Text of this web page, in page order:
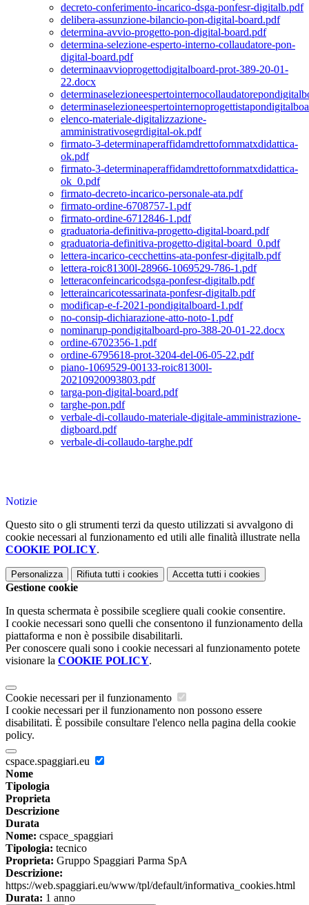
decreto-conferimento-incarico-dsga-ponfesr-digitalb.pdf
delibera-assunzione-bilancio-pon-digital-board.pdf
determina-avvio-progetto-pon-digital-board.pdf
determina-selezione-esperto-interno-collaudatore-pon-
digital-board.pdf
determinaavvioprogettodigitalboard-prot-389-20-01-
22.docx
elenco-materiale-digitalizzazione-
amministrativosegrdigital-ok.pdf
firmato-3-determinaperaffidamdrettofornmatxdidattica-
ok.pdf
firmato-3-determinaperaffidamdrettofornmatxdidattica-
ok_0.pdf
firmato-decreto-incarico-personale-ata.pdf
firmato-ordine-6708757-1.pdf
firmato-ordine-6712846-1.pdf
graduatoria-definitiva-progetto-digital-board.pdf
graduatoria-definitiva-progetto-digital-board_0.pdf
lettera-incarico-cecchettins-ata-ponfesr-digitalb.pdf
lettera-roic81300l-28966-1069529-786-1.pdf
letteraconfeincaricodsga-ponfesr-digitalb.pdf
letteraincaricotessarinata-ponfesr-digitalb.pdf
modificap-e-f-2021-pondigitalboard-1.pdf
no-consip-dichiarazione-atto-noto-1.pdf
nominarup-pondigitalboard-pro-388-20-01-22.docx
ordine-6702356-1.pdf
ordine-6795618-prot-3204-del-06-05-22.pdf
piano-1069529-00133-roic81300l-
20210920093803.pdf
targa-pon-digital-board.pdf
targhe-pon.pdf
verbale-di-collaudo-materiale-digitale-amministrazione-
digboard.pdf
verbale-di-collaudo-targhe.pdf
Notizie
Questo sito o gli strumenti terzi da questo utilizzati si avvalgono di
cookie necessari al funzionamento ed utili alle finalità illustrate nella
COOKIE POLICY.
Personalizza Rifiuta tutti i cookies Accetta tutti i cookies
Gestione cookie
In questa schermata è possibile scegliere quali cookie consentire.
I cookie necessari sono quelli che consentono il funzionamento della
piattaforma e non è possibile disabilitarli.
Per conoscere quali sono i cookie necessari al funzionamento potete
visionare la COOKIE POLICY.
Cookie necessari per il funzionamento
I cookie necessari per il funzionamento non possono essere
disabilitati. È possibile consultare l'elenco nella pagina della cookie
policy.
cspace.spaggiari.eu
Nome
Tipologia
Proprieta
Descrizione
Durata
Nome: cspace_spaggiari
Tipologia: tecnico
Proprieta: Gruppo Spaggiari Parma SpA
Descrizione:
https://web.spaggiari.eu/www/tpl/default/informativa_cookies.html
Durata: 1 anno